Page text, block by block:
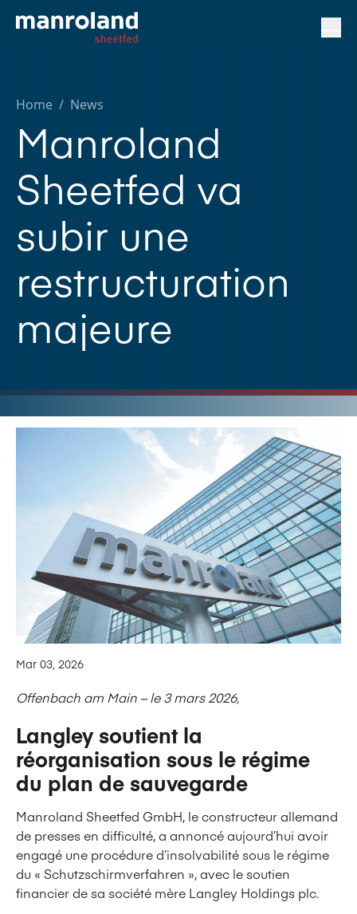
Home / News
Manroland
Sheetfed va
subir une
restructuration
majeure
Mar 03, 2026
Offenbach am Main – le 3 mars 2026,
Langley soutient la
réorganisation sous le régime
du plan de sauvegarde
Manroland Sheetfed GmbH, le constructeur allemand
de presses en difficulté, a annoncé aujourd’hui avoir
engagé une procédure d’insolvabilité sous le régime
du « Schutzschirmverfahren », avec le soutien
financier de sa société mère Langley Holdings plc.